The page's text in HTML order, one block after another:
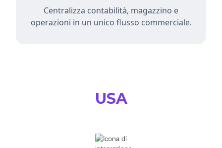
Centralizza contabilità, magazzino e
operazioni in un unico flusso commerciale.
USA